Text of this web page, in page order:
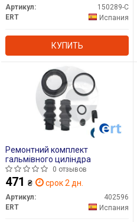
Артикул:
150289-C
ERT
Испания
КУПИТЬ
Ремонтний комплект
гальмівного циліндра
0 отзывов
471 ₴ срок 2 дн.
Артикул:
402596
ERT
Испания